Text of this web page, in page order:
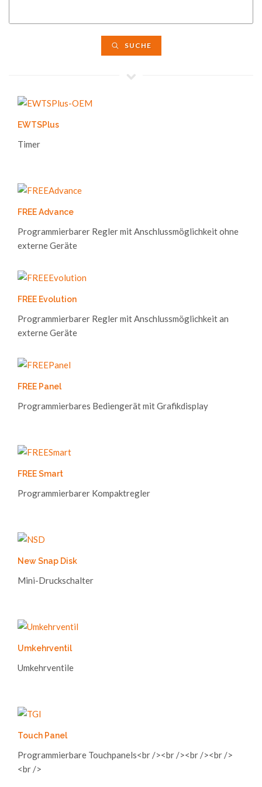
SUCHE
EWTSPlus
Timer
FREE Advance
Programmierbarer Regler mit Anschlussmöglichkeit ohne
externe Geräte
FREE Evolution
Programmierbarer Regler mit Anschlussmöglichkeit an
externe Geräte
FREE Panel
Programmierbares Bediengerät mit Grafikdisplay
FREE Smart
Programmierbarer Kompaktregler
New Snap Disk
Mini-Druckschalter
Umkehrventil
Umkehrventile
Touch Panel
Programmierbare Touchpanels<br /><br /><br /><br />
<br />